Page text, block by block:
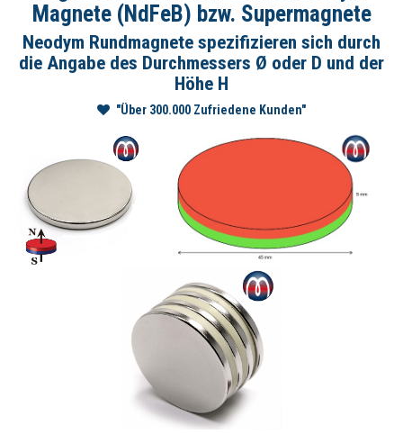
Magnete (NdFeB) bzw. Supermagnete
Neodym Rundmagnete spezifizieren sich durch
die Angabe des Durchmessers Ø oder D und der
Höhe H
"Über 300.000 Zufriedene Kunden"